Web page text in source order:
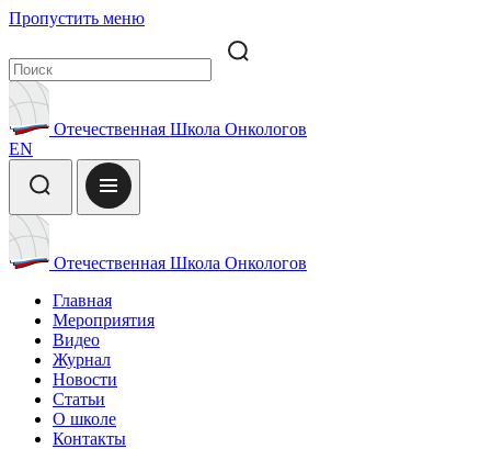
Пропустить меню
Отечественная Школа Онкологов
EN
Отечественная Школа Онкологов
Главная
Мероприятия
Видео
Журнал
Новости
Статьи
О школе
Контакты